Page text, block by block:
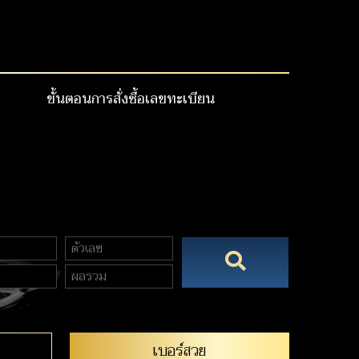
ขั้นตอนการสั่งซื้อเลขทะเบียน
เบอร์สวย